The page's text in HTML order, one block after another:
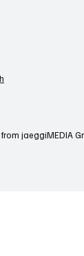
jaeggiMEDIA